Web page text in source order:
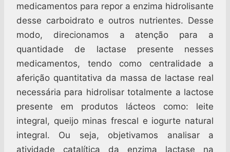
medicamentos para repor a enzima hidrolisante
desse carboidrato e outros nutrientes. Desse
modo, direcionamos a atenção para a
quantidade de lactase presente nesses
medicamentos, tendo como centralidade a
aferição quantitativa da massa de lactase real
necessária para hidrolisar totalmente a lactose
presente em produtos lácteos como: leite
integral, queijo minas frescal e iogurte natural
integral. Ou seja, objetivamos analisar a
atividade catalítica da enzima lactase na